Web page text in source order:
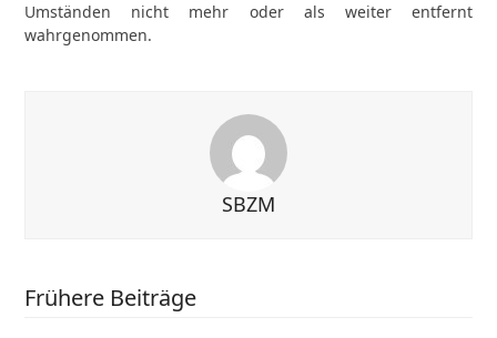
Umständen nicht mehr oder als weiter entfernt
wahrgenommen.
SBZM
Frühere Beiträge